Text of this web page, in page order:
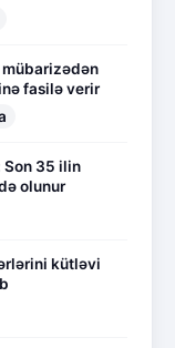
fasilə verir
Son 35 ilin
olunur
kütləvi